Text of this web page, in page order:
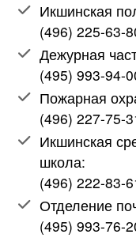
Икшинская
(496) 225-63-
Дежурная
(495) 993-94-
Пожарная
(496) 227-75-
Икшинская
школа:
(496) 222-83-
Отделение
(495) 993-76-